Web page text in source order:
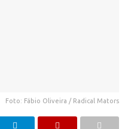
Foto: Fábio Oliveira / Radical Mators